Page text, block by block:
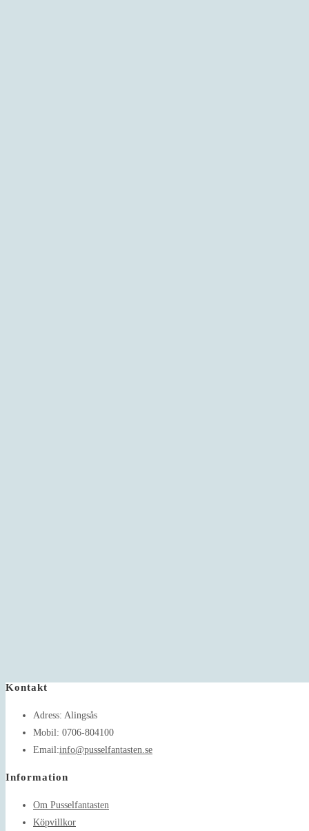
Kontakt
Adress: Alingsås
Mobil: 0706-804100
Email:info@pusselfantasten.seOpens
Information
Om Pusselfantasten
Köpvillkor